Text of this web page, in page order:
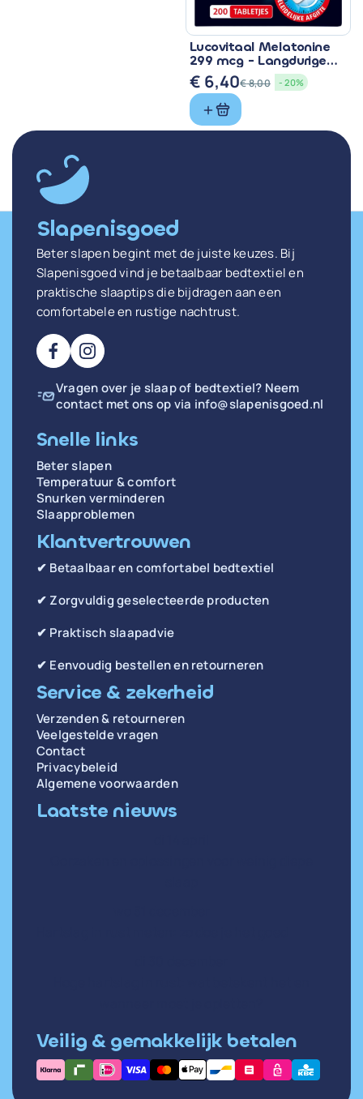
Lucovitaal Melatonine
299 mcg - Langdurige
Werkzaamheid
€8,00
Oorspronkelijke
prijs
was:
€ 6,40
Huidige
prijs
is:
- 20%
Slapenisgoed
Beter slapen begint met de juiste keuzes. Bij
Slapenisgoed vind je betaalbaar bedtextiel en
praktische slaaptips die bijdragen aan een
comfortabele en rustige nachtrust.
Vragen over je slaap of bedtextiel? Neem
contact met ons op via info@slapenisgoed.nl
Snelle links
Beter slapen
Temperatuur & comfort
Snurken verminderen
Slaapproblemen
Klantvertrouwen
✔ Betaalbaar en comfortabel bedtextiel
✔ Zorgvuldig geselecteerde producten
✔ Praktisch slaapadvie
✔ Eenvoudig bestellen en retourneren
Service & zekerheid
Verzenden & retourneren
Veelgestelde vragen
Contact
Privacybeleid
Algemene voorwaarden
Laatste nieuws
Veilig & gemakkelijk betalen